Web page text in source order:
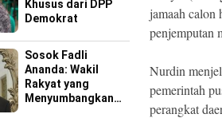
Khusus dari DPP
Demokrat
Sosok Fadli
Ananda: Wakil
Rakyat yang
Menyumbangkan
jamaah calon
penjemputan
Nurdin
pemerintah
perangkat